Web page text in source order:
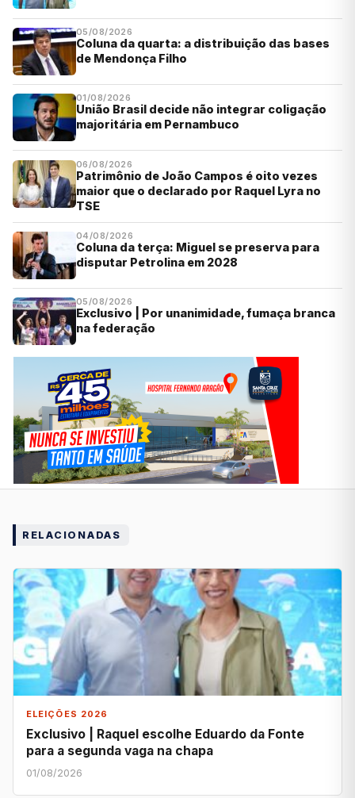
05/08/2026
Coluna da quarta: a distribuição das bases
de Mendonça Filho
01/08/2026
União Brasil decide não integrar coligação
majoritária em Pernambuco
06/08/2026
Patrimônio de João Campos é oito vezes
maior que o declarado por Raquel Lyra no
TSE
04/08/2026
Coluna da terça: Miguel se preserva para
disputar Petrolina em 2028
05/08/2026
Exclusivo | Por unanimidade, fumaça branca
na federação
RELACIONADAS
ELEIÇÕES 2026
Exclusivo | Raquel escolhe Eduardo da Fonte
para a segunda vaga na chapa
01/08/2026